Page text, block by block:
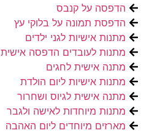
הדפסה על קנבס
הדפסת תמונה על בלוקי עץ
מתנות אישיות לגני ילדים
מתנות לעובדים הדפסה אישית
מתנה אישית לחגים
מתנות אישיות ליום הולדת
מתנה אישית לגיוס ושחרור
מתנות מיוחדות לאישה ולגבר
מארזים מיוחדים ליום האהבה